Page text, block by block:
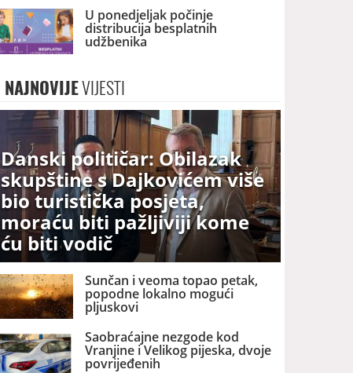
U ponedjeljak počinje
distribucija besplatnih
udžbenika
NAJNOVIJEVIJESTI
Danski političar: Obilazak
skupštine s Dajkovićem više
bio turistička posjeta,
moraću biti pažljiviji kome
ću biti vodič
Sunčan i veoma topao petak,
popodne lokalno mogući
pljuskovi
Saobraćajne nezgode kod
Vranjine i Velikog pijeska, dvoje
povrijeđenih